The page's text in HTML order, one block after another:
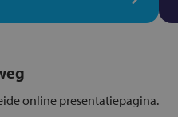
online presentatiepagina.